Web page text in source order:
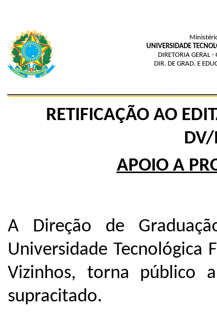
UNIVERSIDADE
DIRETORIA GERAL
DIR. DE GRAD. E
RETIFICAÇÃO AO
DV/
APOIO A
A Direção de
Universidade Tecnológica
Vizinhos, torna público
supracitado.